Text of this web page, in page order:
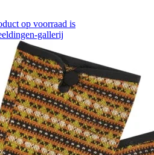
op voorraad is
gallerij